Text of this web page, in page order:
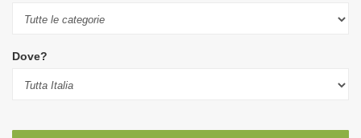
Dove?